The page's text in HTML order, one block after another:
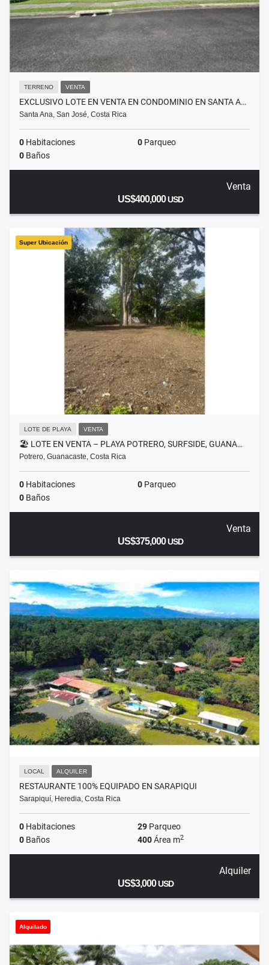
TERRENO VENTA
EXCLUSIVO LOTE EN VENTA EN CONDOMINIO EN SANTA A…
Santa Ana, San José, Costa Rica
0 Habitaciones 0 Parqueo
0 Baños
Venta
US$400,000USD
Super Ubicación
LOTE DE PLAYA VENTA
🏖️ LOTE EN VENTA – PLAYA POTRERO, SURFSIDE, GUANA…
Potrero, Guanacaste, Costa Rica
0 Habitaciones 0 Parqueo
0 Baños
Venta
US$375,000USD
LOCAL ALQUILER
RESTAURANTE 100% EQUIPADO EN SARAPIQUI
Sarapiquí, Heredia, Costa Rica
0 Habitaciones 29 Parqueo
0 Baños 400Área m2
Alquiler
US$3,000USD
Alquilado